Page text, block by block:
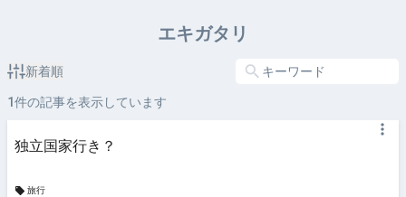
エキガタリ
新着順
1件の記事を表示しています
独立国家行き？
旅行